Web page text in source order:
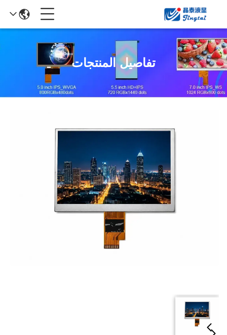
تفاصيل المنتجات